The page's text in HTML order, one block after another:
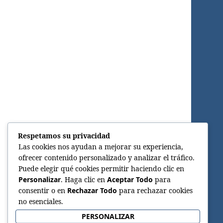
Respetamos su privacidad
Las cookies nos ayudan a mejorar su experiencia,
ofrecer contenido personalizado y analizar el tráfico.
Puede elegir qué cookies permitir haciendo clic en
Personalizar. Haga clic en Aceptar Todo para
consentir o en Rechazar Todo para rechazar cookies
no esenciales.
PERSONALIZAR